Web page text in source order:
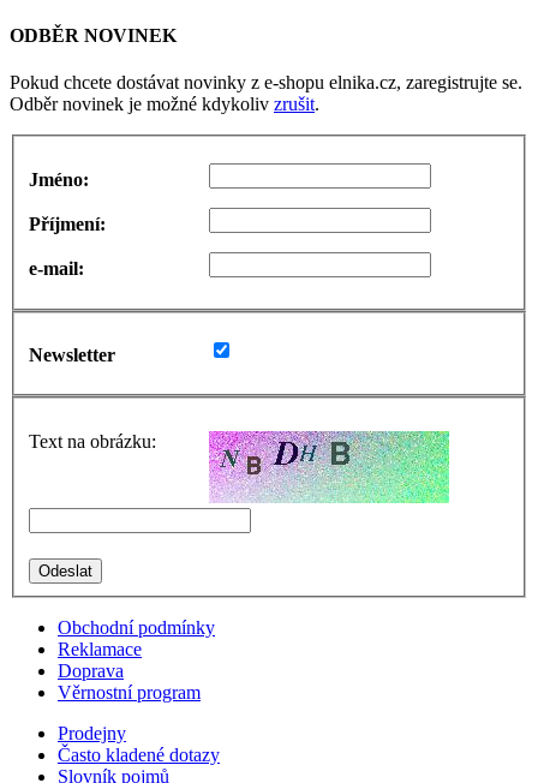
ODBĚR NOVINEK
Pokud chcete dostávat novinky z e-shopu elnika.cz, zaregistrujte se.
Odběr novinek je možné kdykoliv zrušit.
Jméno:
Příjmení:
e-mail:
Newsletter
Text na obrázku:
Obchodní podmínky
Reklamace
Doprava
Věrnostní program
Prodejny
Často kladené dotazy
Slovník pojmů